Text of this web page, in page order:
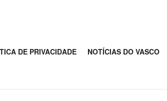
DE PRIVACIDADE NOTÍCIAS DO VASCO